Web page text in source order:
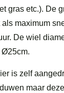
gras etc.). De
maximum
De wiel
is zelf
maar